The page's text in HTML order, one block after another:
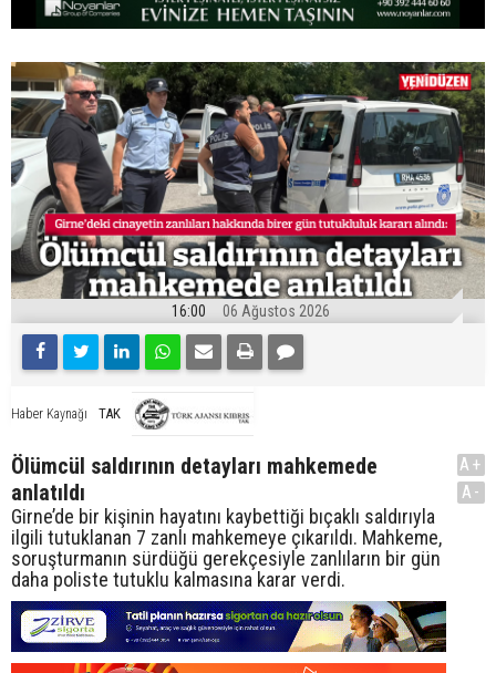
16:00 06 Ağustos 2026
Haber Kaynağı TAK
Ölümcül saldırının detayları mahkemede
anlatıldı
Girne’de bir kişinin hayatını kaybettiği bıçaklı saldırıyla
ilgili tutuklanan 7 zanlı mahkemeye çıkarıldı. Mahkeme,
soruşturmanın sürdüğü gerekçesiyle zanlıların bir gün
daha poliste tutuklu kalmasına karar verdi.
A+
A-